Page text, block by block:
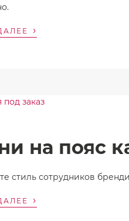
›
на пояс
стиль сотрудников
›